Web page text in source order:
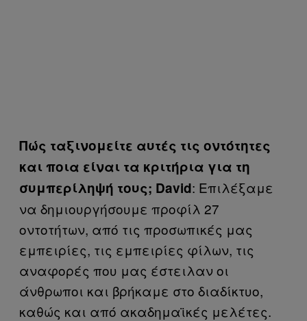
Πώς ταξινομείτε αυτές τις οντότητες
και ποια είναι τα κριτήρια για τη
συμπερίληψή τους; David: Επιλέξαμε
να δημιουργήσουμε προφίλ 27
οντοτήτων, από τις προσωπικές μας
εμπειρίες, τις εμπειρίες φίλων, τις
αναφορές που μας έστειλαν οι
άνθρωποι και βρήκαμε στο διαδίκτυο,
καθώς και από ακαδημαϊκές μελέτες.